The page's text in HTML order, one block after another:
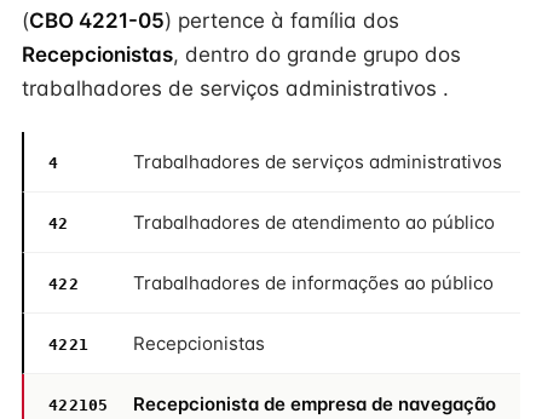
(CBO 4221-05) pertence à família dos
Recepcionistas, dentro do grande grupo dos
trabalhadores de serviços administrativos .
4 Trabalhadores de serviços administrativos
42 Trabalhadores de atendimento ao público
422 Trabalhadores de informações ao público
4221 Recepcionistas
422105
Recepcionista de empresa de navegação